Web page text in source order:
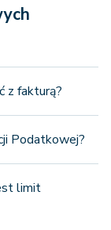
z fakturą?
Podatkowej?
limit